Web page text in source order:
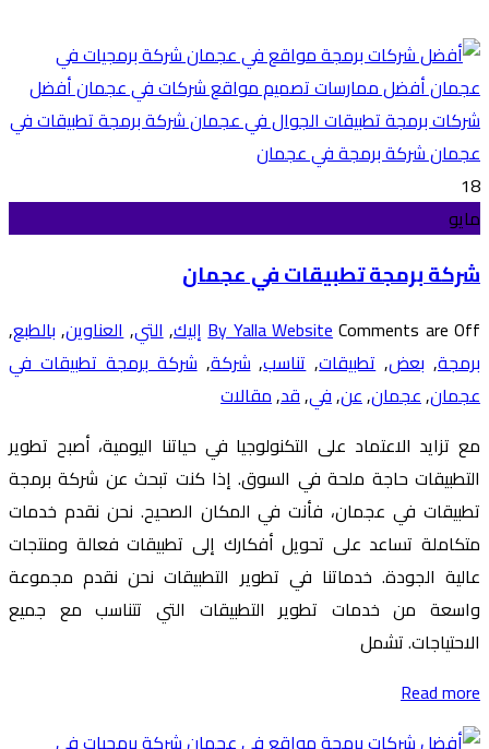
18
مايو
شركة برمجة تطبيقات في عجمان
By Yalla WebsiteComments are Off إليك,التي,العناوين, بالطبع,
برمجة, بعض,تطبيقات,تناسب,شركة,شركة برمجة تطبيقات في
عجمان,عجمان,عن,في,قد,مقالات
مع تزايد الاعتماد على التكنولوجيا في حياتنا اليومية، أصبح تطوير
التطبيقات حاجة ملحة في السوق. إذا كنت تبحث عن شركة برمجة
تطبيقات في عجمان، فأنت في المكان الصحيح. نحن نقدم خدمات
متكاملة تساعد على تحويل أفكارك إلى تطبيقات فعالة ومنتجات
عالية الجودة. خدماتنا في تطوير التطبيقات نحن نقدم مجموعة
واسعة من خدمات تطوير التطبيقات التي تتناسب مع جميع
الاحتياجات. تشمل
Read more